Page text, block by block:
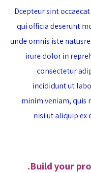
Dcepteur sint
qui officia deserunt
unde omnis iste
irure dolor in
consectetur
incididunt ut
minim veniam, quis
nisi ut aliquip ex
Build your